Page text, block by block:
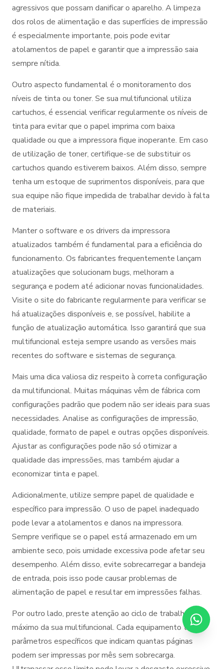
agressivos que possam danificar o aparelho. A limpeza
dos rolos de alimentação e das superfícies de impressão
é especialmente importante, pois pode evitar
atolamentos de papel e garantir que a impressão saia
sempre nítida.
Outro aspecto fundamental é o monitoramento dos
níveis de tinta ou toner. Se sua multifuncional utiliza
cartuchos, é essencial verificar regularmente os níveis de
tinta para evitar que o papel imprima com baixa
qualidade ou que a impressora fique inoperante. Em caso
de utilização de toner, certifique-se de substituir os
cartuchos quando estiverem baixos. Além disso, sempre
tenha um estoque de suprimentos disponíveis, para que
sua equipe não fique impedida de trabalhar devido à falta
de materiais.
Manter o software e os drivers da impressora
atualizados também é fundamental para a eficiência do
funcionamento. Os fabricantes frequentemente lançam
atualizações que solucionam bugs, melhoram a
segurança e podem até adicionar novas funcionalidades.
Visite o site do fabricante regularmente para verificar se
há atualizações disponíveis e, se possível, habilite a
função de atualização automática. Isso garantirá que sua
multifuncional esteja sempre usando as versões mais
recentes do software e sistemas de segurança.
Mais uma dica valiosa diz respeito à correta configuração
da multifuncional. Muitas máquinas vêm de fábrica com
configurações padrão que podem não ser ideais para suas
necessidades. Analise as configurações de impressão,
qualidade, formato de papel e outras opções disponíveis.
Ajustar as configurações pode não só otimizar a
qualidade das impressões, mas também ajudar a
economizar tinta e papel.
Adicionalmente, utilize sempre papel de qualidade e
específico para impressão. O uso de papel inadequado
pode levar a atolamentos e danos na impressora.
Sempre verifique se o papel está armazenado em um
ambiente seco, pois umidade excessiva pode afetar seu
desempenho. Além disso, evite sobrecarregar a bandeja
de entrada, pois isso pode causar problemas de
alimentação de papel e resultar em impressões falhas.
Por outro lado, preste atenção ao ciclo de trabalho
máximo da sua multifuncional. Cada equipamento tem
parâmetros específicos que indicam quantas páginas
podem ser impressas por mês sem sobrecarga.